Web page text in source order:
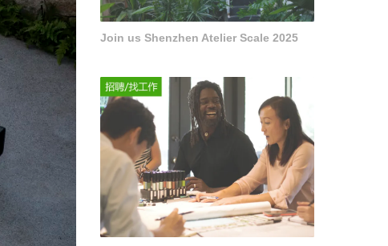
Join us Shenzhen Atelier Scale 2025